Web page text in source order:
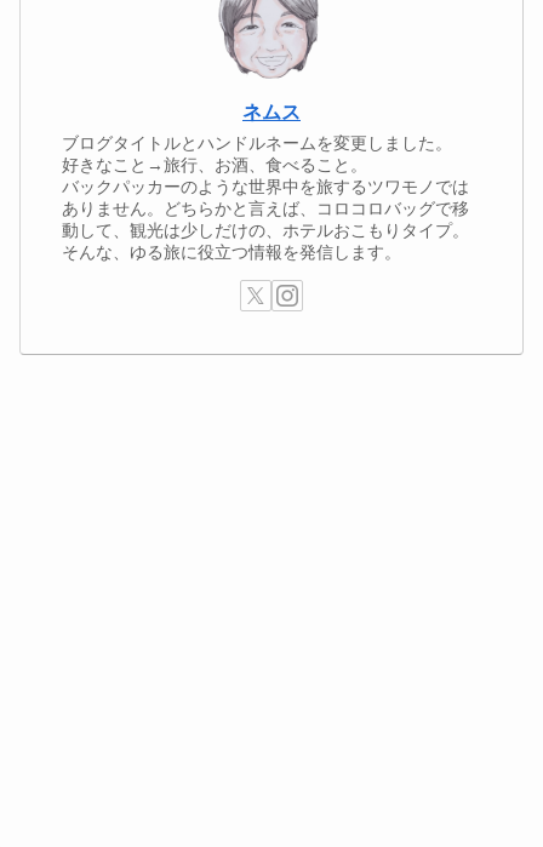
ネムス
ブログタイトルとハンドルネームを変更しました。
好きなこと→旅行、お酒、食べること。
バックパッカーのような世界中を旅するツワモノでは
ありません。どちらかと言えば、コロコロバッグで移
動して、観光は少しだけの、ホテルおこもりタイプ。
そんな、ゆる旅に役立つ情報を発信します。